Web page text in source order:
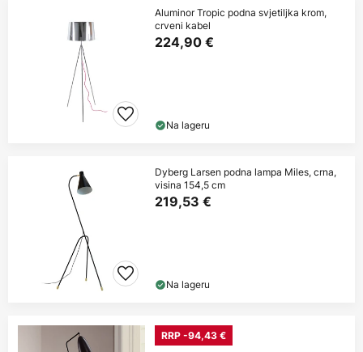
Aluminor Tropic podna svjetiljka krom,
crveni kabel
224,90 €
Na lageru
Dyberg Larsen podna lampa Miles, crna,
visina 154,5 cm
219,53 €
Na lageru
RRP -94,43 €